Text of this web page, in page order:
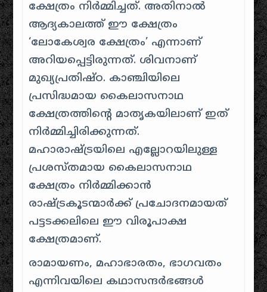
ക്ഷേത്രം നിർമ്മിച്ചത്. അതിനാൽ
ആദ്യകാലത്ത് ഈ ക്ഷേത്രം
‘ലോകേശ്വര ക്ഷേത്രം’ എന്നാണ്
അറിയപ്പെട്ടിരുന്നത്. ശിവനാണ്
മുഖ്യപ്രതിഷ്ഠ. കാഞ്ചിയിലെ
പ്രസിദ്ധമായ കൈലാസനാഥ
ക്ഷേത്രത്തിന്റെ മാതൃകയിലാണ് ഇത്
നിർമ്മിച്ചിരിക്കുന്നത്.
മഹാരാഷ്ട്രയിലെ എല്ലോറയിലുള്ള
പ്രശസ്തമായ കൈലാസനാഥ
ക്ഷേത്രം നിർമ്മിക്കാൻ
രാഷ്ട്രകൂടന്മാർക്ക് പ്രചോദനമായത്
പട്ടടക്കലിലെ ഈ വിരൂപാക്ഷ
ക്ഷേത്രമാണ്.
രാമായണം, മഹാഭാരതം, ഭാഗവതം
എന്നിവയിലെ കഥാസന്ദർഭങ്ങൾ